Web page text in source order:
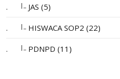
. |_ JAS (5)
. |_ HISWACA SOP2 (22)
. |_ PDNPD (11)